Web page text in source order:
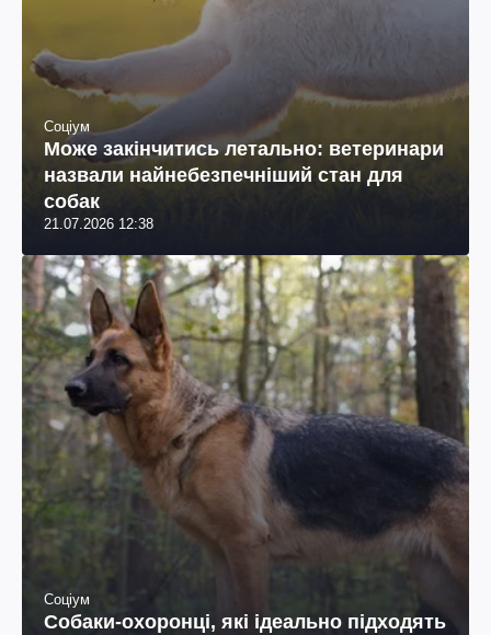
Соціум
Може закінчитись летально: ветеринари
назвали найнебезпечніший стан для
собак
21.07.2026 12:38
Соціум
Собаки-охоронці, які ідеально підходять